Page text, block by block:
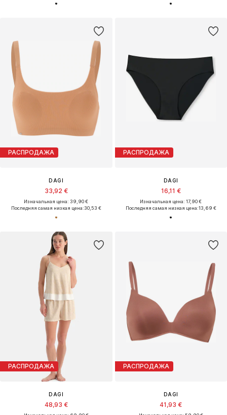
РАСПРОДАЖА
DAGI
33,92 €
Изначальная цена: 39,90 €
Последняя самая низкая цена:30,53 €
РАСПРОДАЖА
DAGI
16,11 €
Изначальная цена: 17,90 €
Последняя самая низкая цена:13,69 €
РАСПРОДАЖА
DAGI
48,93 €
РАСПРОДАЖА
DAGI
41,93 €